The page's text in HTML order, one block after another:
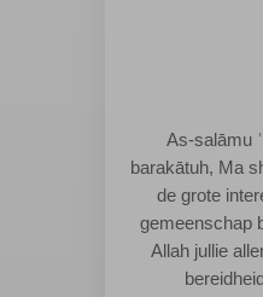
As-salāmu
barakātuh, Ma
de grote
gemeenschap
Allah jullie